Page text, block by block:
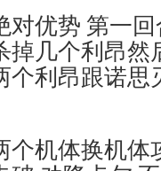
对优势 第一
掉几个利昂
个利昂跟诺
个机体换机体